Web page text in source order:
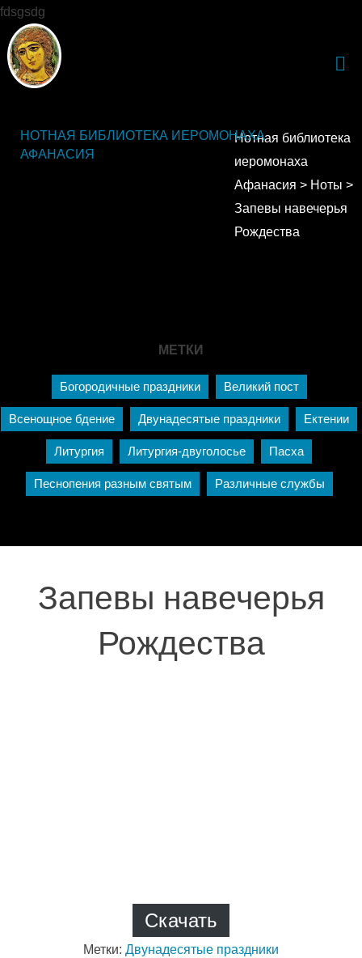
fdsgsdg
НОТНАЯ БИБЛИОТЕКА ИЕРОМОНАХА
АФАНАСИЯ
Нотная библиотека
иеромонаха
Афанасия > Ноты >
Запевы навечерья
Рождества
МЕТКИ
Богородичные праздники Великий пост
Всенощное бдение Двунадесятые праздники Ектении
Литургия Литургия-двуголосье Пасха
Песнопения разным святым Различные службы
Запевы навечерья
Рождества
Скачать
Метки: Двунадесятые праздники